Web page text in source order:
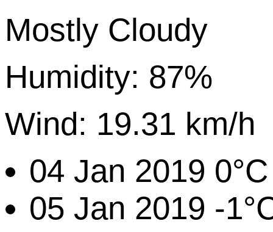
Mostly Cloudy
Humidity: 87%
Wind: 19.31 km/h
04 Jan 2019 0°C
05 Jan 2019 -